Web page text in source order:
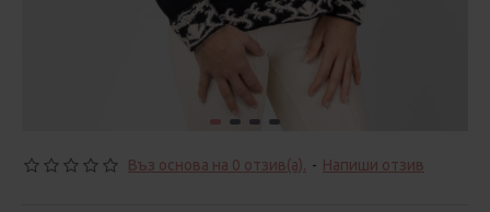
Въз основа на 0 отзив(а). - Напиши отзив